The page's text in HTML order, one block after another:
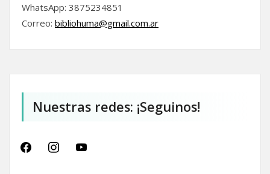
WhatsApp: 3875234851
Correo: bibliohuma@gmail.com.ar
Nuestras redes: ¡Seguinos!
facebookinstagramyoutube